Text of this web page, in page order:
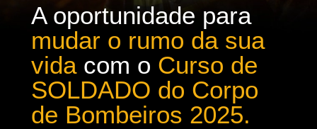
A oportunidade para
mudar o rumo da sua
vida com o Curso de
SOLDADO do Corpo
de Bombeiros 2025.